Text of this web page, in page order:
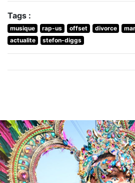
Tags :
musique rap-us offset divorce
actualite
stefon-diggs